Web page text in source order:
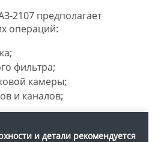
2107 предполагает
операций:
фильтра;
камеры;
и каналов;
и детали рекомендуется